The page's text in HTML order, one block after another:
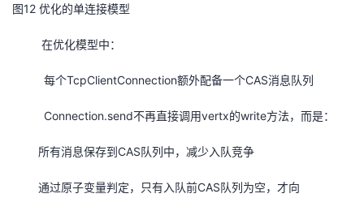
图12 优化的单连接模型
在优化模型中：
每个TcpClientConnection额外配备一个CAS消息队列
Connection.send不再直接调用vertx的write方法，而是：
所有消息保存到CAS队列中，减少入队竞争
通过原子变量判定，只有入队前CAS队列为空，才向